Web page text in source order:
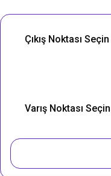
Nakliye Rotası Ara
Çıkış Noktası Seçin
Varış Noktası Seçin